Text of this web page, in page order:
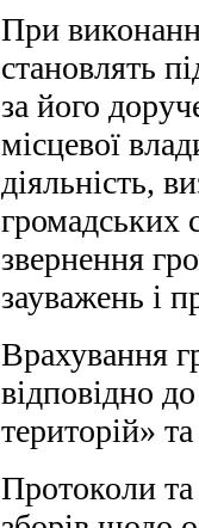
При
становлять
за його
місцевої
діяльність,
громадських
звернення
зауважень і
Врахування
відповідно
територій»
Протоколи та